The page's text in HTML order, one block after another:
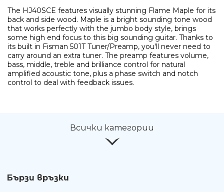
The HJ40SCE features visually stunning Flame Maple for its
back and side wood. Maple is a bright sounding tone wood
that works perfectly with the jumbo body style, brings
some high end focus to this big sounding guitar. Thanks to
its built in Fisman 501T Tuner/Preamp, you'll never need to
carry around an extra tuner. The preamp features volume,
bass, middle, treble and brilliance control for natural
amplified acoustic tone, plus a phase switch and notch
control to deal with feedback issues.
Всички категории
Бързи връзки